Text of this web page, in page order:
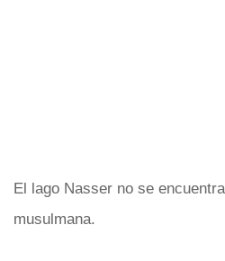
El lago Nasser no se
musulmana.